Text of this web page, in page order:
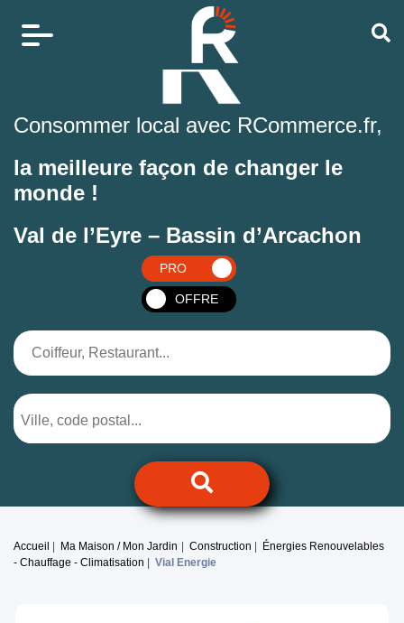
Consommer local avec RCommerce.fr,
la meilleure façon de changer le
monde !
Val de l’Eyre – Bassin d’Arcachon
PRO
OFFRE
Accueil Ma Maison / Mon Jardin Construction
Énergies Renouvelables
- Chauffage - Climatisation
Vial Energie